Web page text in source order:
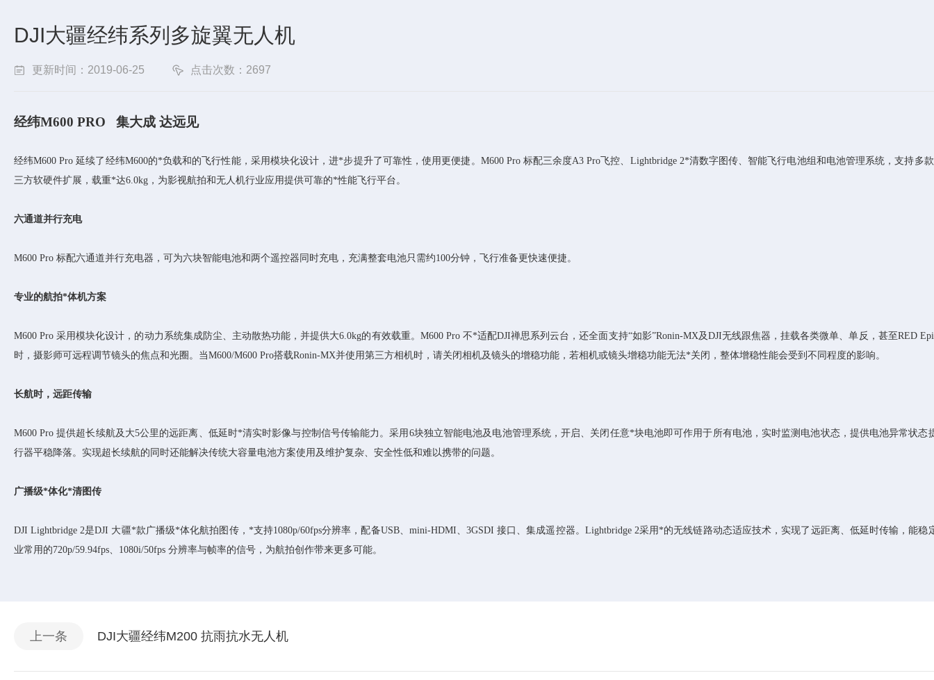
DJI大疆经纬系列多旋翼无人机
更新时间：2019-06-25 点击次数：2697
经纬M600 PRO 集大成 达远见
经纬M600 Pro 延续了经纬M600的*负载和的飞行性能，采用模块化设计，进*步提升了可靠性，使用更便捷。M600 Pro 标配三余度A3 Pro飞控、Lightbridge 2*清数字图传、智能飞行电池组和电池管理系统，支持多
三方软硬件扩展，载重*达6.0kg，为影视航拍和无人机行业应用提供可靠的*性能飞行平台。
六通道并行充电
M600 Pro 标配六通道并行充电器，可为六块智能电池和两个遥控器同时充电，充满整套电池只需约100分钟，飞行准备更快速便捷。
专业的航拍*体机方案
M600 Pro 采用模块化设计，的动力系统集成防尘、主动散热功能，并提供大6.0kg的有效载重。M600 Pro 不*适配DJI禅思系列云台，还全面支持“如影”Ronin-MX及DJI无线跟焦器，挂载各类微单、单反，甚至RED
时，摄影师可远程调节镜头的焦点和光圈。当M600/M600 Pro搭载Ronin-MX并使用第三方相机时，请关闭相机及镜头的增稳功能，若相机或镜头增稳功能无法*关闭，整体增稳性能会受到不同程度的影响。
长航时，远距传输
M600 Pro 提供超长续航及大5公里的远距离、低延时*清实时影像与控制信号传输能力。采用6块独立智能电池及电池管理系统，开启、关闭任意*块电池即可作用于所有电池，实时监测电池状态，提供电池异常状态
行器平稳降落。实现超长续航的同时还能解决传统大容量电池方案使用及维护复杂、安全性低和难以携带的问题。
广播级*体化*清图传
DJI Lightbridge 2是DJI 大疆*款广播级*体化航拍图传，*支持1080p/60fps分辨率，配备USB、mini-HDMI、3GSDI 接口、集成遥控器。Lightbridge 2采用*的无线链路动态适应技术，实现了远距离、低延时传输，能稳
业常用的720p/59.94fps、1080i/50fps 分辨率与帧率的信号，为航拍创作带来更多可能。
上一条 DJI大疆经纬M200 抗雨抗水无人机